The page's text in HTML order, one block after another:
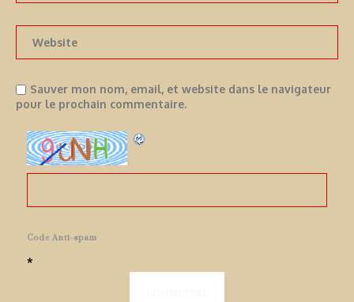
Sauver mon nom, email, et website dans le navigateur
pour le prochain commentaire.
Code Anti-spam
*